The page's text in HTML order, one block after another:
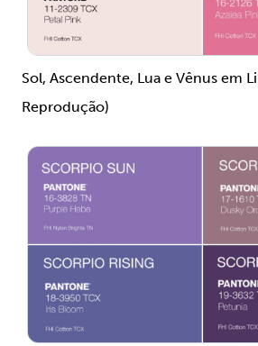
Sol, Ascendente, Lua e Vênus em
Reprodução)